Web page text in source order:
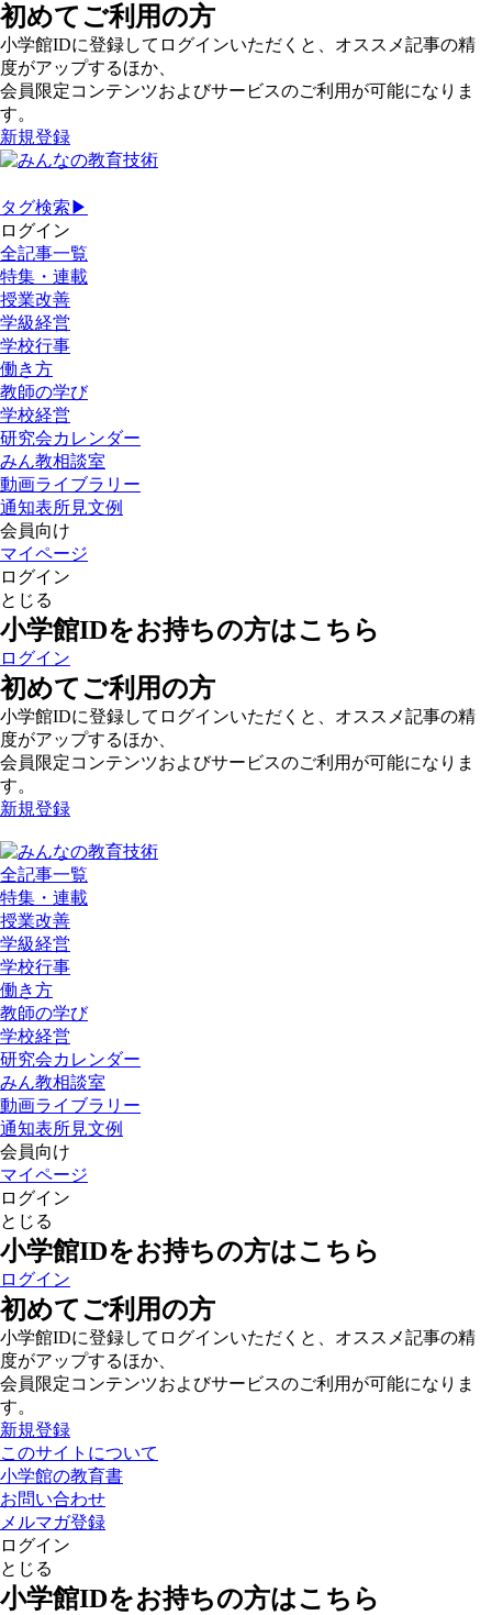
初めてご利用の方
小学館IDに登録してログインいただくと、オススメ記事の精
度がアップするほか、
会員限定コンテンツおよびサービスのご利用が可能になりま
す。
新規登録
タグ検索▶
ログイン
全記事一覧
特集・連載
授業改善
学級経営
学校行事
働き方
教師の学び
学校経営
研究会カレンダー
みん教相談室
動画ライブラリー
通知表所見文例
会員向け
マイページ
ログイン
とじる
小学館IDをお持ちの方はこちら
ログイン
初めてご利用の方
小学館IDに登録してログインいただくと、オススメ記事の精
度がアップするほか、
会員限定コンテンツおよびサービスのご利用が可能になりま
す。
新規登録
全記事一覧
特集・連載
授業改善
学級経営
学校行事
働き方
教師の学び
学校経営
研究会カレンダー
みん教相談室
動画ライブラリー
通知表所見文例
会員向け
マイページ
ログイン
とじる
小学館IDをお持ちの方はこちら
ログイン
初めてご利用の方
小学館IDに登録してログインいただくと、オススメ記事の精
度がアップするほか、
会員限定コンテンツおよびサービスのご利用が可能になりま
す。
新規登録
このサイトについて
小学館の教育書
お問い合わせ
メルマガ登録
ログイン
とじる
小学館IDをお持ちの方はこちら